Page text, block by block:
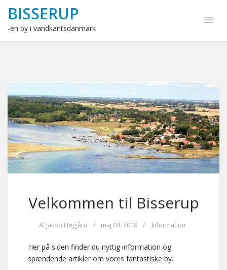
BISSERUP
-en by i vandkantsdanmark
Velkommen til Bisserup
AfJakob Højgård / maj 04, 2018 / Information
Her på siden finder du nyttig information og
spændende artikler om vores fantastiske by.